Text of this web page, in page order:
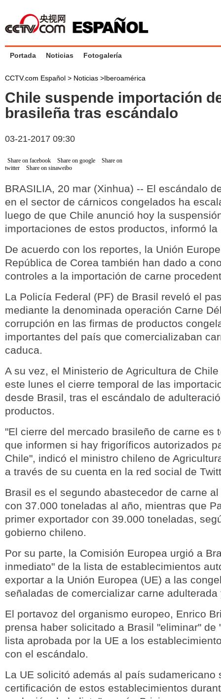
Portada Noticias Fotogalería
CCTV.com Español > Noticias >Iberoamérica
Chile suspende importación
brasileña tras escándalo
03-21-2017 09:30
Share on facebook Share on google
Share on
twitter
Share on sinaweibo
BRASILIA, 20 mar (Xinhua) -- El escándalo
en el sector de cárnicos congelados ha
luego de que Chile anunció hoy la
importaciones de estos productos, informó
De acuerdo con los reportes, la Unión
República de Corea también han dado a
controles a la importación de carne
La Policía Federal (PF) de Brasil reveló el
mediante la denominada operación Carne
corrupción en las firmas de productos
importantes del país que comercializaban
caduca.
A su vez, el Ministerio de Agricultura de
este lunes el cierre temporal de las
desde Brasil, tras el escándalo de
productos.
"El cierre del mercado brasileño de carne es
que informen si hay frigoríficos autorizados
Chile", indicó el ministro chileno de
a través de su cuenta en la red social de
Brasil es el segundo abastecedor de carne
con 37.000 toneladas al año, mientras que
primer exportador con 39.000 toneladas,
gobierno chileno.
Por su parte, la Comisión Europea urgió a
inmediato" de la lista de establecimientos
exportar a la Unión Europea (UE) a las
señaladas de comercializar carne adulterada
El portavoz del organismo europeo, Enrico
prensa haber solicitado a Brasil "eliminar" de
lista aprobada por la UE a los
con el escándalo.
La UE solicitó además al país sudamericano
certificación de estos establecimientos